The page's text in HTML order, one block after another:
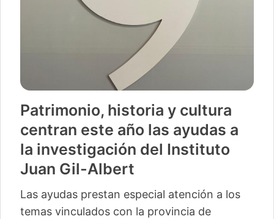
Patrimonio, historia y cultura
centran este año las ayudas a
la investigación del Instituto
Juan Gil-Albert
Las ayudas prestan especial atención a los
temas vinculados con la provincia de